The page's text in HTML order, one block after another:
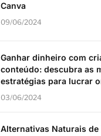
Canva
09/06/2024
Ganhar dinheiro com
conteúdo: descubra as
estratégias para lucrar
03/06/2024
Alternativas Naturais de